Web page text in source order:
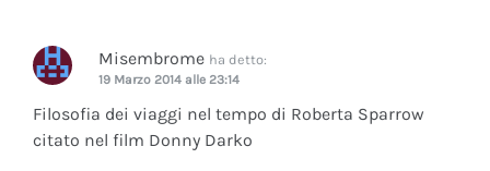
Misembrome ha detto:
19 Marzo 2014 alle 23:14
Filosofia dei viaggi nel tempo di Roberta Sparrow
citato nel film Donny Darko